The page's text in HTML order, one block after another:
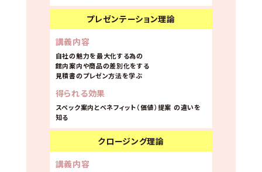
プレゼンテーション理論
講義内容
自社の魅力を最大化する為の
館内案内や商品の差別化をする
見積書のプレゼン方法を学ぶ
得られる効果
スペック案内とベネフィット（価値）提案 の違いを
知る
クロージング理論
講義内容